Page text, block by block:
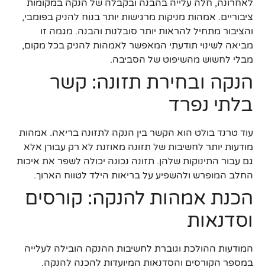
לאחרונה, חלה עלייה בהבנה ובקבלה של הנקה במקומות
ציבוריים. אמהות מניקות מרגישות יותר בנוח להניק בפומבי,
והציבור מתחיל להראות יותר סובלנות והבנה. מגמה זו
מביאה לשינוי תודעתי המאפשר לאמהות להניק בכל מקום,
מבלי לחשוש מהשיפוט של הסביבה.
הנקה ובחירת תזונה: קשר
בלתי נפרד
עוד טרנד בולט הוא הקשר בין הנקה לתזונה בריאה. אמהות
מודעות יותר לחשיבות של תזונה מאוזנת לא רק עבורן אלא
גם עבור התינוקות שלהן. תזונה נכונה יכולה לשפר את איכות
החלב המופרש ולהשפיע על בריאות הילד לטווח הארוך.
הכנת אמהות להנקה: קורסים
וסדנאות
המודעות ההולכת וגוברת לחשיבות ההנקה הובילה לעלייה
במספר הקורסים והסדנאות המיועדות להכנה להנקה.